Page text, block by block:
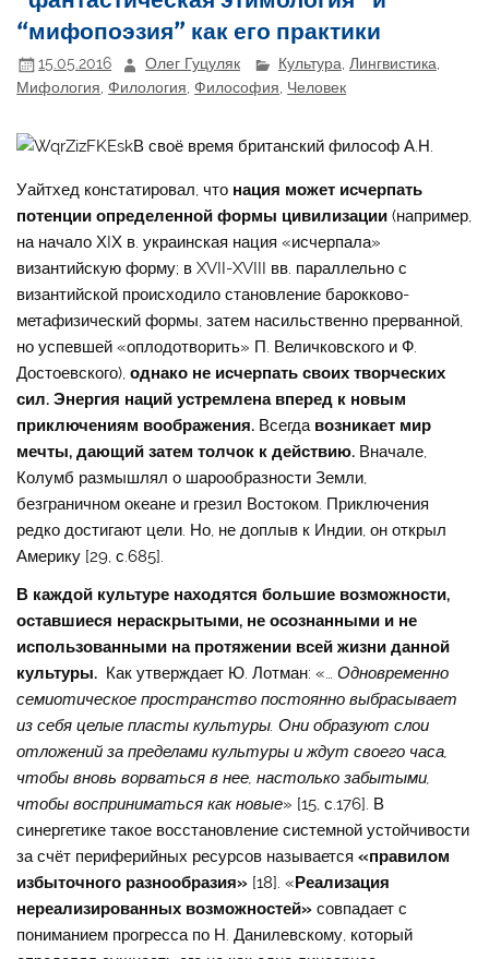
“мифопоэзия” как его практики
15.05.2016 Олег Гуцуляк Культура, Лингвистика,
Мифология ,Филология ,Философия Человек
В своё время британский философ А.Н.
Уайтхед констатировал, что нация может исчерпать
потенции определенной формы цивилизации (например,
на начало ХIХ в. украинская нация «исчерпала»
византийскую форму; в XVII-XVIII вв. параллельно с
византийской происходило становление барокково-
метафизический формы, затем насильственно прерванной,
но успевшей «оплодотворить» П. Величковского и Ф.
Достоевского),однако не исчерпать своих творческих
сил. Энергия наций устремлена вперед к новым
приключениям воображения. Всегда возникает мир
мечты, дающий затем толчок к действию. Вначале,
Колумб размышлял о шарообразности Земли,
безграничном океане и грезил Востоком. Приключения
редко достигают цели. Но, не доплыв к Индии, он открыл
Америку [29, с.685].
В каждой культуре находятся большие возможности,
оставшиеся нераскрытыми, не осознанными и не
использованными на протяжении всей жизни данной
культуры. Как утверждает Ю. Лотман: «… Одновременно
семиотическое пространство постоянно выбрасывает
из себя целые пласты культуры. Они образуют слои
отложений за пределами культуры и ждут своего часа,
чтобы вновь ворваться в нее, настолько забытыми,
чтобы восприниматься как новые» [15, с.176]. В
синергетике такое восстановление системной устойчивости
за счёт периферийных ресурсов называется«правилом
избыточного разнообразия» [18]. «Реализация
нереализированных возможностей» совпадает с
пониманием прогресса по Н. Данилевскому, который